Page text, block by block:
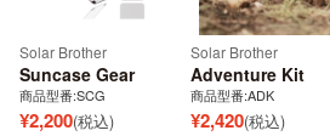
Solar Brother
Suncase Gear
商品型番:SCG
¥2,200(税込)
Solar Brother
Adventure Kit
商品型番:ADK
¥2,420(税込)